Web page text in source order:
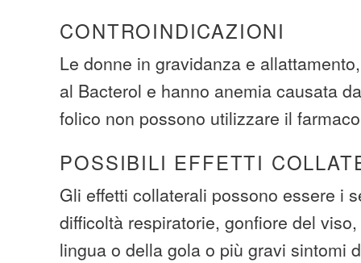
CONTROINDICAZIONI
Le donne in gravidanza e
al Bacterol e hanno anemia causata
folico non possono utilizzare il
POSSIBILI EFFETTI
Gli effetti collaterali possono essere i
difficoltà respiratorie, gonfiore del
lingua o della gola o più gravi sintomi